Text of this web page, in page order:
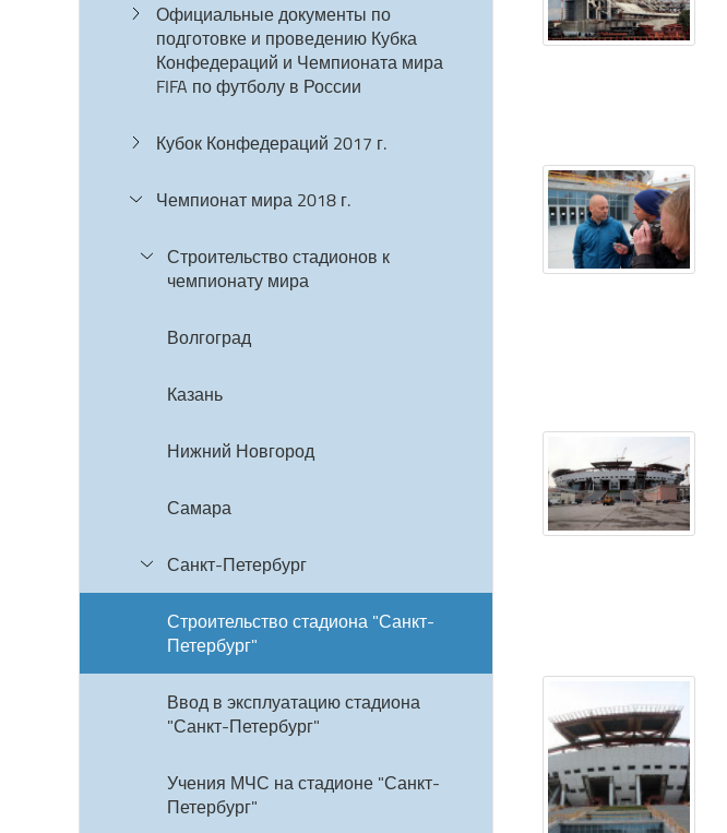
Официальные документы по
подготовке и проведению Кубка
Конфедераций и Чемпионата мира
FIFA по футболу в России
Кубок Конфедераций 2017 г.
Чемпионат мира 2018 г.
Строительство стадионов к
чемпионату мира
Волгоград
Казань
Нижний Новгород
Самара
Санкт-Петербург
Строительство стадиона "Санкт-
Петербург"
Ввод в эксплуатацию стадиона
"Санкт-Петербург"
Учения МЧС на стадионе "Санкт-
Петербург"